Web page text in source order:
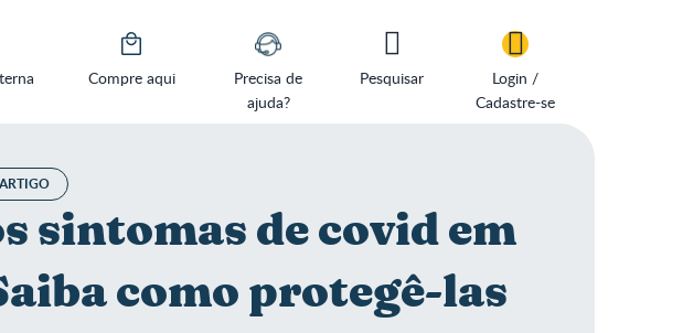
Compre aqui
Precisa de
ajuda?
Pesquisar
Login /
Cadastre-se
ARTIGO
sintomas de covid em
como protegê-las